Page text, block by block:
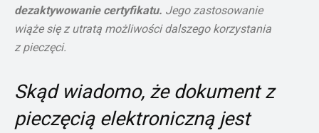
dezaktywowanie certyfikatu. Jego zastosowanie
wiąże się z utratą możliwości dalszego korzystania
z pieczęci.
Skąd wiadomo, że dokument z
pieczęcią elektroniczną jest